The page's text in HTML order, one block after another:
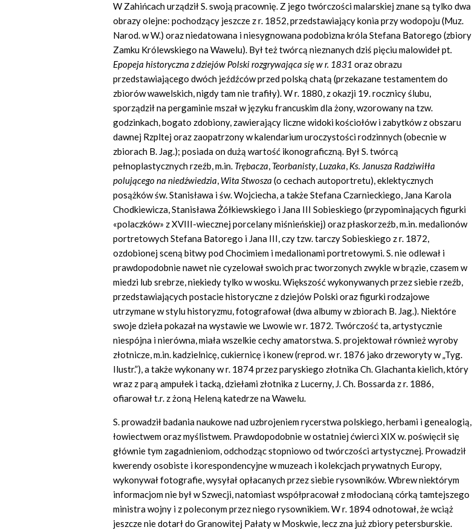
W Zahińcach urządził S. swoją pracownię. Z jego twórczości malarskiej znane są tylko dwa
obrazy olejne: pochodzący jeszcze z r. 1852, przedstawiający konia przy wodopoju (Muz.
Narod. w W.) oraz niedatowana i niesygnowana podobizna króla Stefana Batorego (zbiory
Zamku Królewskiego na Wawelu). Był też twórcą nieznanych dziś pięciu malowideł pt.
Epopeja historyczna z dziejów Polski rozgrywająca się w r. 1831 oraz obrazu
przedstawiającego dwóch jeźdźców przed polską chatą (przekazane testamentem do
zbiorów wawelskich, nigdy tam nie trafiły). W r. 1880, z okazji 19. rocznicy ślubu,
sporządził na pergaminie mszał w języku francuskim dla żony, wzorowany na tzw.
godzinkach, bogato zdobiony, zawierający liczne widoki kościołów i zabytków z obszaru
dawnej Rzpltej oraz zaopatrzony w kalendarium uroczystości rodzinnych (obecnie w
zbiorach B. Jag.); posiada on dużą wartość ikonograficzną. Był S. twórcą
pełnoplastycznych rzeźb, m.in. Trębacza, Teorbanisty, Luzaka, Ks. Janusza Radziwiłła
polującego na niedźwiedzia, Wita Stwosza (o cechach autoportretu), eklektycznych
posążków św. Stanisława i św. Wojciecha, a także Stefana Czarnieckiego, Jana Karola
Chodkiewicza, Stanisława Żółkiewskiego i Jana III Sobieskiego (przypominających figurki
«polaczków» z XVIII-wiecznej porcelany miśnieńskiej) oraz płaskorzeźb, m.in. medalionów
portretowych Stefana Batorego i Jana III, czy tzw. tarczy Sobieskiego z r. 1872,
ozdobionej sceną bitwy pod Chocimiem i medalionami portretowymi. S. nie odlewał i
prawdopodobnie nawet nie cyzelował swoich prac tworzonych zwykle w brązie, czasem w
miedzi lub srebrze, niekiedy tylko w wosku. Większość wykonywanych przez siebie rzeźb,
przedstawiających postacie historyczne z dziejów Polski oraz figurki rodzajowe
utrzymane w stylu historyzmu, fotografował (dwa albumy w zbiorach B. Jag.). Niektóre
swoje dzieła pokazał na wystawie we Lwowie w r. 1872. Twórczość ta, artystycznie
niespójna i nierówna, miała wszelkie cechy amatorstwa. S. projektował również wyroby
złotnicze, m.in. kadzielnicę, cukiernicę i konew (reprod. w r. 1876 jako drzeworyty w „Tyg.
Ilustr.”), a także wykonany w r. 1874 przez paryskiego złotnika Ch. Glachanta kielich, który
wraz z parą ampułek i tacką, dziełami złotnika z Lucerny, J. Ch. Bossarda z r. 1886,
ofiarował t.r. z żoną Heleną katedrze na Wawelu.
S. prowadził badania naukowe nad uzbrojeniem rycerstwa polskiego, herbami i genealogią,
łowiectwem oraz myślistwem. Prawdopodobnie w ostatniej ćwierci XIX w. poświęcił się
głównie tym zagadnieniom, odchodząc stopniowo od twórczości artystycznej. Prowadził
kwerendy osobiste i korespondencyjne w muzeach i kolekcjach prywatnych Europy,
wykonywał fotografie, wysyłał opłacanych przez siebie rysowników. Wbrew niektórym
informacjom nie był w Szwecji, natomiast współpracował z młodocianą córką tamtejszego
ministra wojny i z poleconym przez niego rysownikiem. W r. 1894 odnotował, że wciąż
jeszcze nie dotarł do Granowitej Pałaty w Moskwie, lecz zna już zbiory petersburskie.